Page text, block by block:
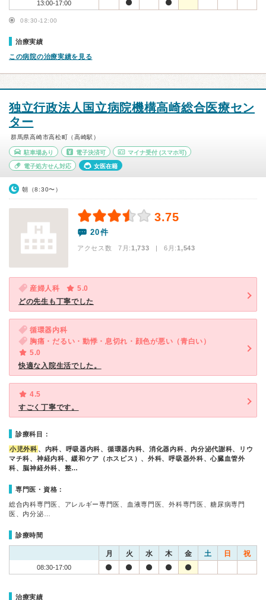
13:00-17:00
08:30-12:00
治療実績
この病院の治療実績を見る
独立行政法人国立病院機構高崎総合医療セン
ター
群馬県高崎市高松町（高崎駅）
駐車場あり 電子決済可 マイナ受付 (スマホ可)
電子処方せん対応 女医在籍
朝（8:30〜）
3.75
20件
アクセス数 7月:1,733 | 6月:1,543
産婦人科
5.0
どの先生も丁寧でした
循環器内科
胸痛・だるい・動悸・息切れ・顔色が悪い（青白い）
5.0
快適な入院生活でした。
4.5
すごく丁寧です。
診療科目：
小児外科 、内科、呼吸器内科、循環器内科、消化器内科、内分泌代謝科、リウ
マチ科、神経内科、緩和ケア（ホスピス）、外科、呼吸器外科、心臓血管外
科、脳神経外科、整…
専門医・資格：
総合内科専門医、アレルギー専門医、血液専門医、外科専門医、糖尿病専門
医、内分泌…
診療時間
月 火 水 木 金 土 日 祝
08:30-17:00
治療実績